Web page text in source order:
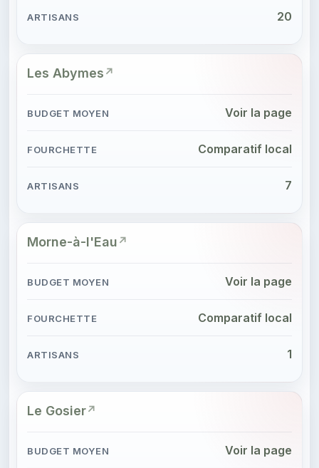
20
Les Abymes
Voir la page
Comparatif local
7
Morne-à-l'Eau
Voir la page
Comparatif local
1
Le Gosier
Voir la page